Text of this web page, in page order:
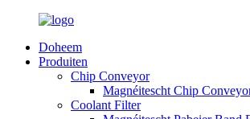
Doheem
Produiten
Chip Conveyor
Magnéitescht Chip
Coolant Filter